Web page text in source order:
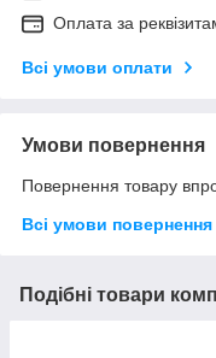
Оплата за
Всі умови оплати
Умови повернення
Повернення товару
Всі умови повернення
Подібні товари